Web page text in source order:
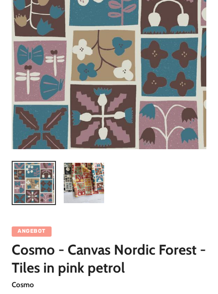
ANGEBOT
Cosmo - Canvas Nordic Forest -
Tiles in pink petrol
Cosmo